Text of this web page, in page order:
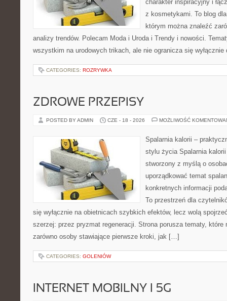
charakter inspiracyjny i
z kosmetykami. To blog
którym można znaleźć
analizy trendów. Polecam Moda i Uroda i Trendy i nowości.
wszystkim na urodowych trikach, ale nie ogranicza się
CATEGORIES: ROZRYWKA
ZDROWE PRZEPISY
POSTED BY ADMIN CZE - 18 - 2026 MOŻLIWOŚĆ
Spalarnia kalorii –
stylu życia Spalarnia
stworzony z myślą o
uporządkować temat
konkretnych informacji
To przestrzeń dla
się wyłącznie na obietnicach szybkich efektów, lecz wolą
szerzej: przez pryzmat regeneracji. Strona porusza tematy, które
zarówno osoby stawiające pierwsze kroki, jak […]
CATEGORIES: GOLENIÓW
INTERNET MOBILNY I 5G